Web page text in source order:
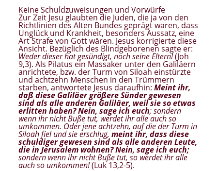
Keine Schuldzuweisungen und Vorwürfe
Zur Zeit Jesu glaubten die Juden, die ja von den
Richtlinien des Alten Bundes geprägt waren, dass
Unglück und Krankheit, besonders Aussatz, eine
Art Strafe von Gott wären. Jesus korrigierte diese
Ansicht. Bezüglich des Blindgeborenen sagte er:
Weder dieser hat gesündigt, noch seine Eltern!(Joh
9,3). Als Pilatus ein Massaker unter den Galiläern
anrichtete, bzw. der Turm von Siloah einstürzte
und achtzehn Menschen in den Trümmern
starben, antwortete Jesus daraufhin: Meint ihr,
daß diese Galiläer größere Sünder gewesen
sind als alle anderen Galiläer, weil sie so etwas
erlitten haben? Nein, sage ich euch; sondern
wenn ihr nicht Buße tut, werdet ihr alle auch so
umkommen. Oder jene achtzehn, auf die der Turm in
Siloah fiel und sie erschlug, meint ihr, dass diese
schuldiger gewesen sind als alle anderen Leute,
die in Jerusalem wohnen? Nein, sage ich euch;
sondern wenn ihr nicht Buße tut, so werdet ihr alle
auch so umkommen!(Luk 13,2-5).